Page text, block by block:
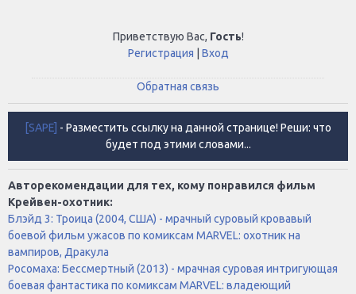
Приветствую Вас, Гость!
Регистрация
Вход
Обратная связь
[SAPE] - Разместить ссылку на данной странице! Реши: что
будет под этими словами...
Авторекомендации для тех, кому понравился фильм
Крейвен-охотник:
Блэйд 3: Троица (2004, США) - мрачный суровый кровавый
боевой фильм ужасов по комиксам MARVEL: охотник на
вампиров, Дракула
Росомаха: Бессмертный (2013) - мрачная суровая интригующая
боевая фантастика по комиксам MARVEL: владеющий